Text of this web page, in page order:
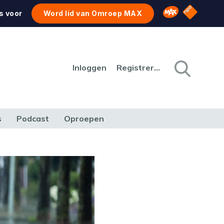
voor Word lid van Omroep MAX Omroep MAX
NPO
Inloggen Registreren
Podcast Oproepen